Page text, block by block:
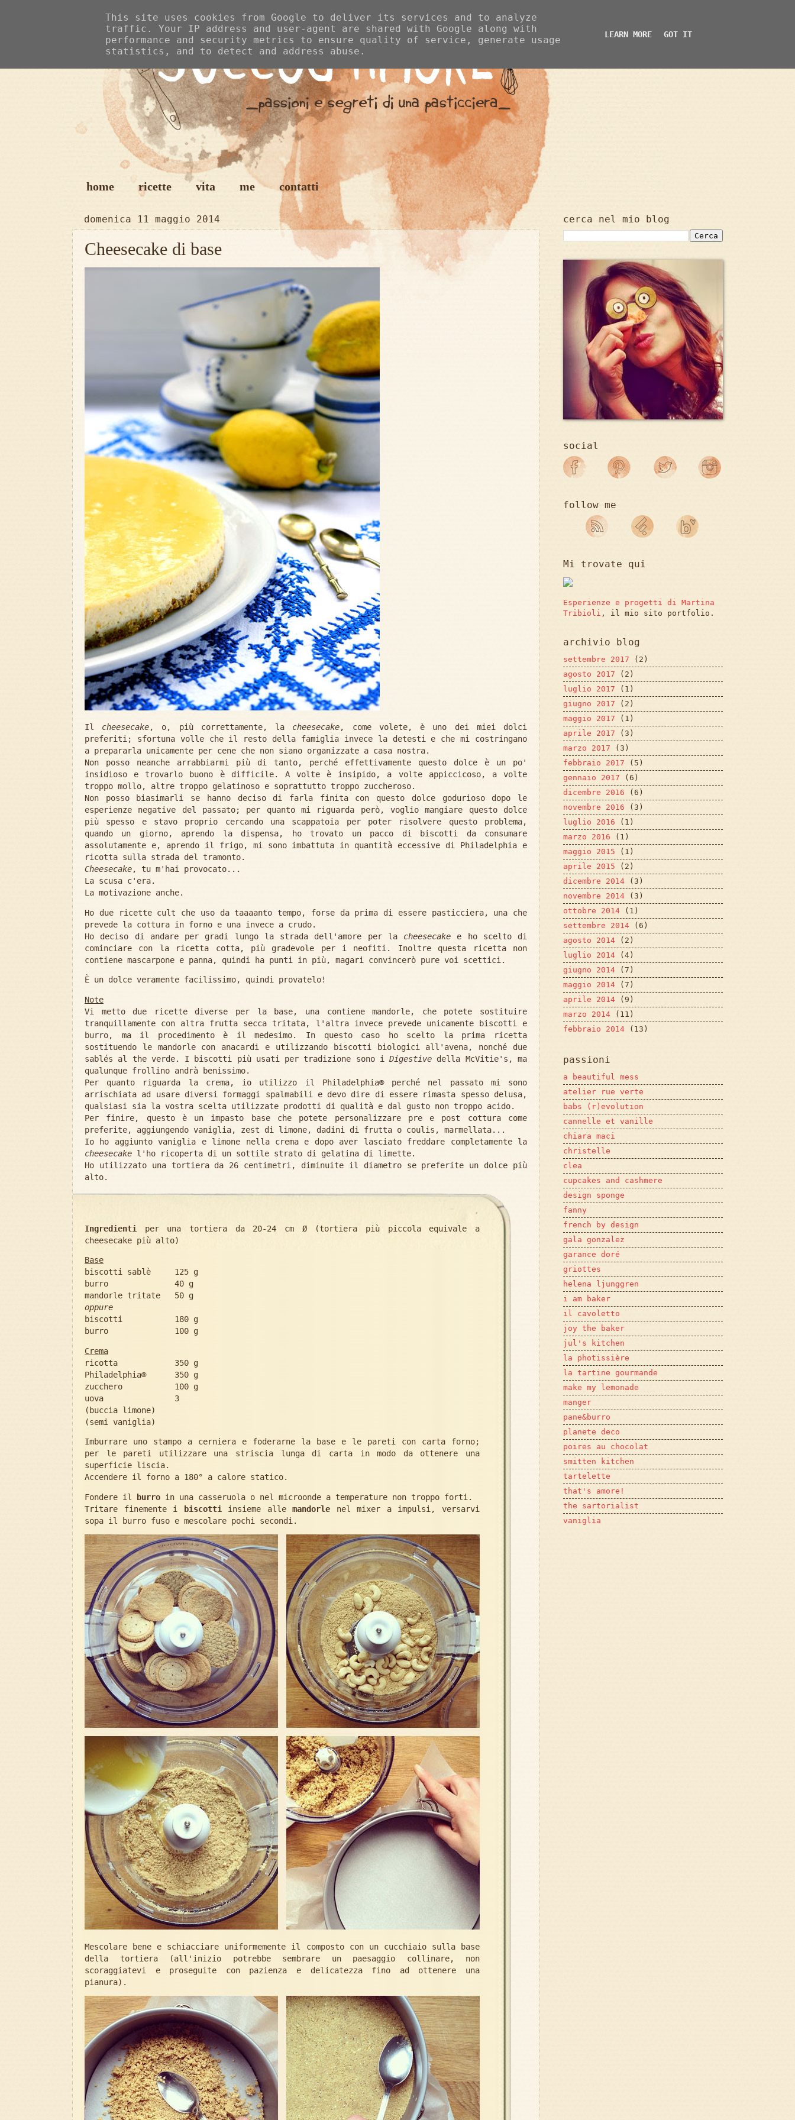
home ricette vita me contatti
domenica 11 maggio 2014
Cheesecake di base
Il cheesecake, o, più correttamente, la cheesecake, come volete, è uno dei miei dolci
preferiti; sfortuna volle che il resto della famiglia invece la detesti e che mi costringano
a prepararla unicamente per cene che non siano organizzate a casa nostra.
Non posso neanche arrabbiarmi più di tanto, perché effettivamente questo dolce è un po'
insidioso e trovarlo buono è difficile. A volte è insipido, a volte appiccicoso, a volte
troppo mollo, altre troppo gelatinoso e soprattutto troppo zuccheroso.
Non posso biasimarli se hanno deciso di farla finita con questo dolce godurioso dopo le
esperienze negative del passato; per quanto mi riguarda però, voglio mangiare questo dolce
più spesso e stavo proprio cercando una scappatoia per poter risolvere questo problema,
quando un giorno, aprendo la dispensa, ho trovato un pacco di biscotti da consumare
assolutamente e, aprendo il frigo, mi sono imbattuta in quantità eccessive di Philadelphia e
ricotta sulla strada del tramonto.
Cheesecake, tu m'hai provocato...
La scusa c'era.
La motivazione anche.
Ho due ricette cult che uso da taaaanto tempo, forse da prima di essere pasticciera, una che
prevede la cottura in forno e una invece a crudo.
Ho deciso di andare per gradi lungo la strada dell'amore per la cheesecake e ho scelto di
cominciare con la ricetta cotta, più gradevole per i neofiti. Inoltre questa ricetta non
contiene mascarpone e panna, quindi ha punti in più, magari convincerò pure voi scettici.
È un dolce veramente facilissimo, quindi provatelo!
Note
Vi metto due ricette diverse per la base, una contiene mandorle, che potete sostituire
tranquillamente con altra frutta secca tritata, l'altra invece prevede unicamente biscotti e
burro, ma il procedimento è il medesimo. In questo caso ho scelto la prima ricetta
sostituendo le mandorle con anacardi e utilizzando biscotti biologici all'avena, nonché due
sablés al the verde. I biscotti più usati per tradizione sono iDigestive della McVitie's, ma
qualunque frollino andrà benissimo.
Per quanto riguarda la crema, io utilizzo il Philadelphia® perché nel passato mi sono
arrischiata ad usare diversi formaggi spalmabili e devo dire di essere rimasta spesso delusa,
qualsiasi sia la vostra scelta utilizzate prodotti di qualità e dal gusto non troppo acido.
Per finire, questo è un impasto base che potete personalizzare pre e post cottura come
preferite, aggiungendo vaniglia, zest di limone, dadini di frutta o coulis, marmellata...
Io ho aggiunto vaniglia e limone nella crema e dopo aver lasciato freddare completamente la
cheesecake l'ho ricoperta di un sottile strato di gelatina di limette.
Ho utilizzato una tortiera da 26 centimetri, diminuite il diametro se preferite un dolce più
alto.
Ingredienti
per una tortiera da 20-24 cm Ø (tortiera più piccola equivale a
cheesecake più alto)
Base
biscotti sablè 125 g
burro 40 g
mandorle tritate 50 g
oppure
biscotti 180 g
burro 100 g
Crema
ricotta 350 g
Philadelphia® 350 g
zucchero 100 g
uova 3
(buccia limone)
(semi vaniglia)
Imburrare uno stampo a cerniera e foderarne la base e le pareti con carta forno;
per le pareti utilizzare una striscia lunga di carta in modo da ottenere una
superficie liscia.
Accendere il forno a 180° a calore statico.
Fondere il burro in una casseruola o nel microonde a temperature non troppo forti.
Tritare finemente i
biscotti insieme allemandorle nel mixer a impulsi, versarvi
sopa il burro fuso e mescolare pochi secondi.
Mescolare bene e schiacciare uniformemente il composto con un cucchiaio sulla base
della tortiera (all'inizio potrebbe sembrare un paesaggio collinare, non
scoraggiatevi e proseguite con pazienza e delicatezza fino ad ottenere una
pianura).
cerca nel mio blog
social
follow me
Mi trovate qui
Esperienze e progetti di Martina
Tribioli , il mio sito portfolio.
archivio blog
settembre 2017 (2)
agosto 2017 (2)
luglio 2017 (1)
giugno 2017 (2)
maggio 2017 (1)
aprile 2017 (3)
marzo 2017 (3)
febbraio 2017 (5)
gennaio 2017 (6)
dicembre 2016 (6)
novembre 2016 (3)
luglio 2016 (1)
marzo 2016 (1)
maggio 2015 (1)
aprile 2015 (2)
dicembre 2014 (3)
novembre 2014 (3)
ottobre 2014 (1)
settembre 2014 (6)
agosto 2014 (2)
luglio 2014 (4)
giugno 2014 (7)
maggio 2014 (7)
aprile 2014 (9)
marzo 2014 (11)
febbraio 2014 (13)
passioni
a beautiful mess
atelier rue verte
babs (r)evolution
cannelle et vanille
chiara maci
christelle
clea
cupcakes and cashmere
design sponge
fanny
french by design
gala gonzalez
garance doré
griottes
helena ljunggren
i am baker
il cavoletto
joy the baker
jul's kitchen
la photissière
la tartine gourmande
make my lemonade
manger
pane&burro
planete deco
poires au chocolat
smitten kitchen
tartelette
that's amore!
the sartorialist
vaniglia
This site uses cookies from Google to deliver its services and to analyze
traffic. Your IP address and user-agent are shared with Google along with
performance and security metrics to ensure quality of service, generate usage
statistics, and to detect and address abuse.
LEARN MORE GOT IT